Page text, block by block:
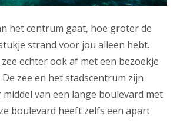
het centrum gaat, hoe groter de
strand voor jou alleen hebt.
echter ook af met een bezoekje
zee en het stadscentrum zijn
van een lange boulevard met
boulevard heeft zelfs een apart